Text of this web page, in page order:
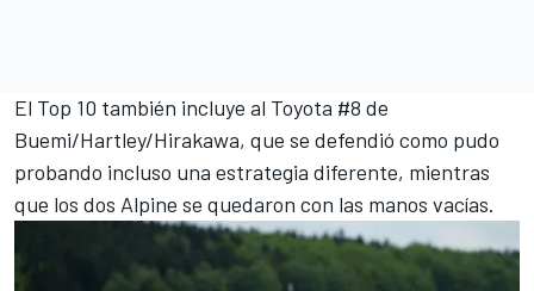
El Top 10 también incluye al Toyota #8 de
Buemi/Hartley/Hirakawa, que se defendió como pudo
probando incluso una estrategia diferente, mientras
que los dos Alpine se quedaron con las manos vacías.